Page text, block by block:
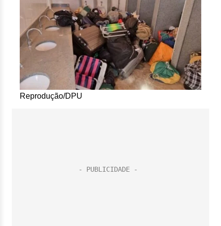
Reprodução/DPU